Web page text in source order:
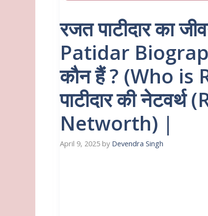
रजत पाटीदार का
Patidar
कौन हैं ? (Who
पाटीदार की
Networth) |
April 9, 2025 by Devendra Singh